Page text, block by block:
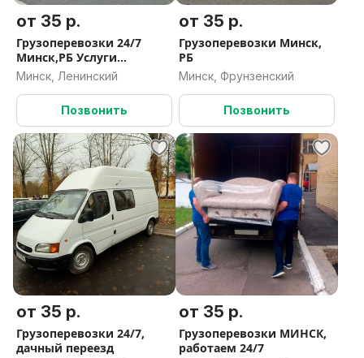
от 35 р.
Грузоперевозки 24/7
Минск,РБ Услуги
грузчиков
Минск, Ленинский
Позвонить
от 35 р.
Грузоперевозки Минск,
РБ
Минск, Фрунзенский
Позвонить
от 35 р.
Грузоперевозки 24/7,
дачный переезд
от 35 р.
Грузоперевозки МИНСК,
работаем 24/7